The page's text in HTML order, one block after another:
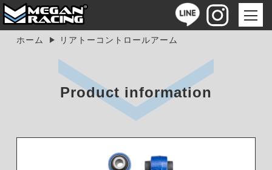
ホーム リアトーコントロールアーム
Product information